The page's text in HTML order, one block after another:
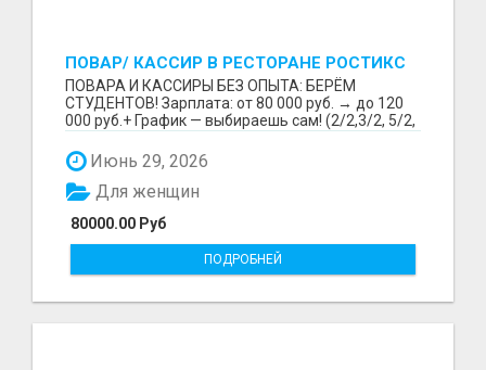
ПОВАР/ КАССИР В РЕСТОРАНЕ РОСТИКС
(КФС)
ПОВАРА И КАССИРЫ БЕЗ ОПЫТА: БЕРЁМ
СТУДЕНТОВ! Зарплата: от 80 000 руб. → до 120
000 руб.+ График — выбираешь сам! (2/2,3/2, 5/2,
Июнь 29, 2026
80000.00 Руб
Для женщин
ПОДРОБНЕЙ